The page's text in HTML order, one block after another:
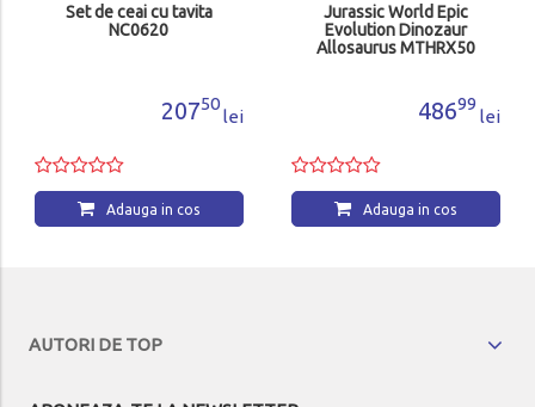
Set de ceai cu tavita
NC0620
20750
lei
Adauga in cos
Jurassic World Epic
Evolution Dinozaur
Allosaurus MTHRX50
48699
lei
Adauga in cos
AUTORI DE TOP